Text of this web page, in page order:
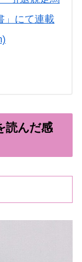
」にて連載
読んだ感